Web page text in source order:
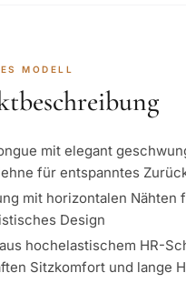
MODELL
mit elegant
für entspanntes
mit horizontalen Nähten
Design
hochelastischem HR-
Sitzkomfort und lange